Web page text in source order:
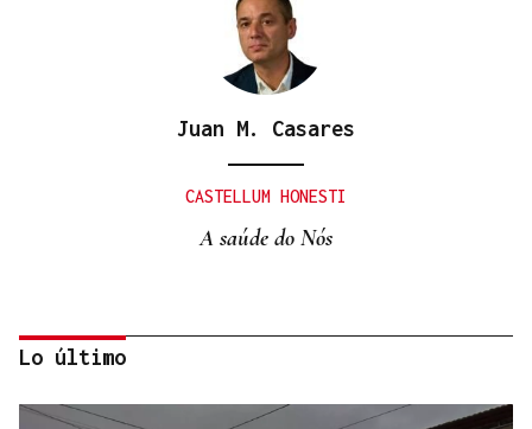
Juan M. Casares
CASTELLUM HONESTI
A saúde do Nós
Lo último